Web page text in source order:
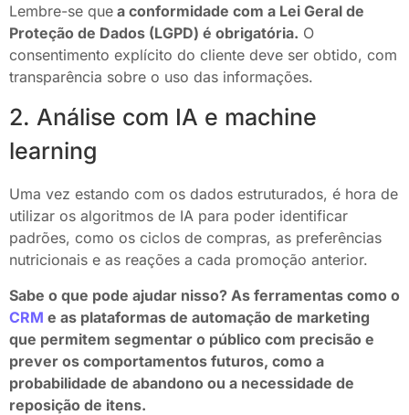
Lembre-se que a conformidade com a Lei Geral de
Proteção de Dados (LGPD) é obrigatória. O
consentimento explícito do cliente deve ser obtido, com
transparência sobre o uso das informações.
2. Análise com IA e machine
learning
Uma vez estando com os dados estruturados, é hora de
utilizar os algoritmos de IA para poder identificar
padrões, como os ciclos de compras, as preferências
nutricionais e as reações a cada promoção anterior.
Sabe o que pode ajudar nisso? As ferramentas como o
CRM e as plataformas de automação de marketing
que permitem segmentar o público com precisão e
prever os comportamentos futuros, como a
probabilidade de abandono ou a necessidade de
reposição de itens.